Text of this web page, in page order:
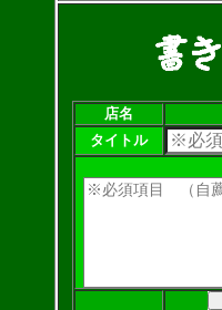
店名
タイトル